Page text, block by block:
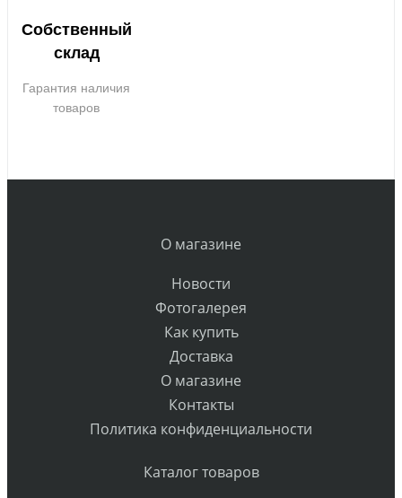
Собственный
склад
Гарантия наличия
товаров
О магазине
Новости
Фотогалерея
Как купить
Доставка
О магазине
Контакты
Политика конфиденциальности
Каталог товаров